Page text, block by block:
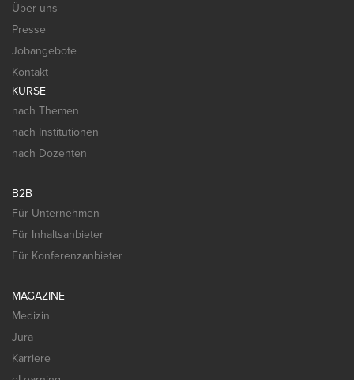
Über uns
Presse
Jobangebote
Kontakt
KURSE
nach Themen
nach Institutionen
nach Dozenten
B2B
Für Unternehmen
Für Inhaltsanbieter
Für Konferenzanbieter
MAGAZINE
Medizin
Jura
Karriere